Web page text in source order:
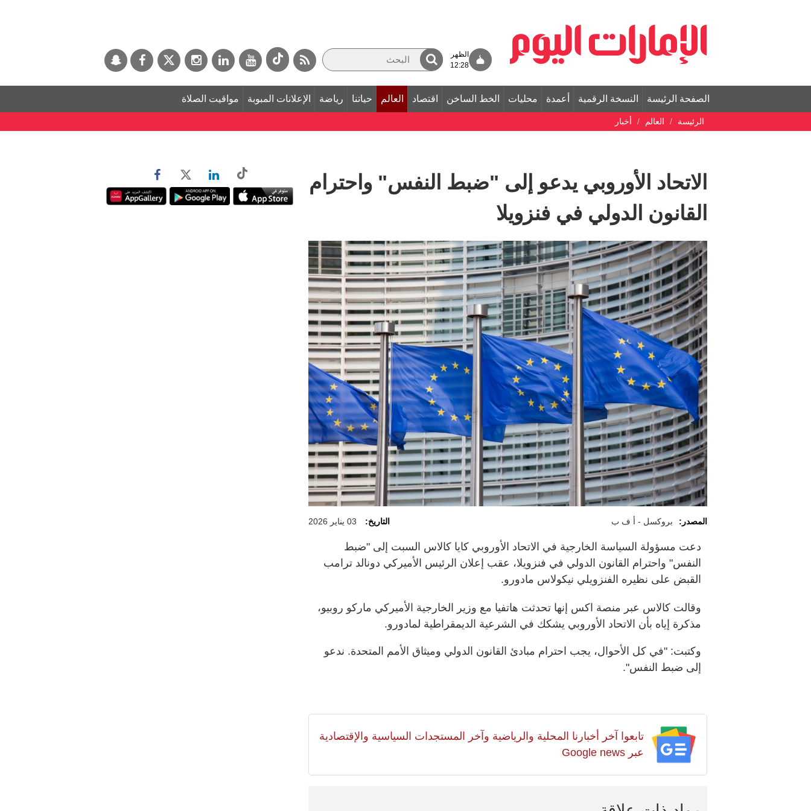
الظهر
12:28
الصفحة الرئيسة النسخة الرقمية أعمدة محليات الخط الساخن اقتصاد العالم حياتنا رياضة الإعلانات المبوبة مواقيت الصلاة
الرئيسة العالم أخبار
الاتحاد الأوروبي يدعو إلى "ضبط النفس" واحترام
القانون الدولي في فنزويلا
المصدر: بروكسل - أ ف ب التاريخ: 03 يناير 2026
دعت مسؤولة السياسة الخارجية في الاتحاد الأوروبي كايا كالاس السبت إلى "ضبط
النفس" واحترام القانون الدولي في فنزويلا، عقب إعلان الرئيس الأميركي دونالد ترامب
القبض على نظيره الفنزويلي نيكولاس مادورو.
وقالت كالاس عبر منصة اكس إنها تحدثت هاتفيا مع وزير الخارجية الأميركي ماركو روبيو،
مذكرة إياه بأن الاتحاد الأوروبي يشكك في الشرعية الديمقراطية لمادورو.
وكتبت: "في كل الأحوال، يجب احترام مبادئ القانون الدولي وميثاق الأمم المتحدة. ندعو
إلى ضبط النفس".
تابعوا آخر أخبارنا المحلية والرياضية وآخر المستجدات السياسية والإقتصادية
عبر Google news